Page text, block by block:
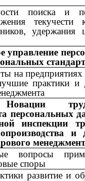
поиска и
текучести
удержания
управление
на
практики и
Новации
персональных
инспекции
и
вопросы
споры
развитие и